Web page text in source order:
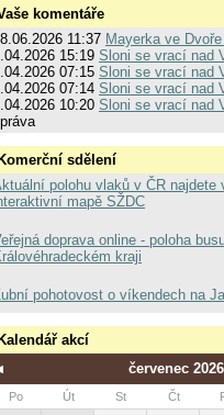
komentáře
11:37 Mayerka ve
15:19 Sloni se vrací nad
07:15 Sloni se vrací nad
07:14 Sloni se vrací nad
10:20 Sloni se vrací nad
Komerční sdělení
polohu vlaků v ČR najdete
mapě SŽDC
doprava online - poloha
kraji
pohotovost o víkendech na
Kalendář akcí
červenec 2026
Po Út St Čt